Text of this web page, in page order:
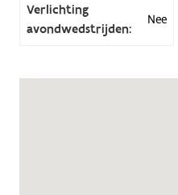
Verlichting
avondwedstrijden:
Nee